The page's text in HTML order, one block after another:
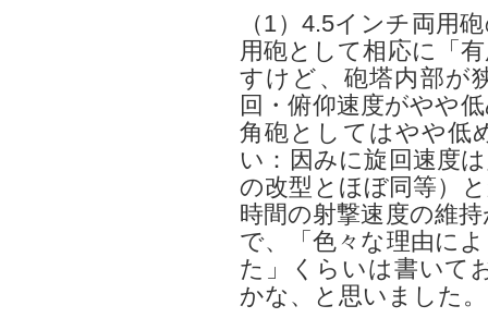
（1）4.5インチ両用
用砲として相応に「
すけど、砲塔内部が
回・俯仰速度がやや
角砲としてはやや低
い：因みに旋回速度
の改型とほぼ同等）
時間の射撃速度の維
で、「色々な理由に
た」くらいは書いて
かな、と思いました。